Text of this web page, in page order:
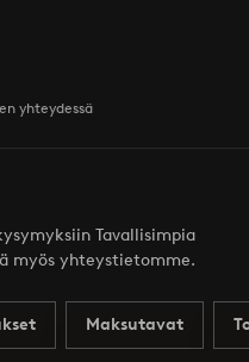
yhteydessä
Tavallisimpia
myös yhteystietomme.
Maksutavat